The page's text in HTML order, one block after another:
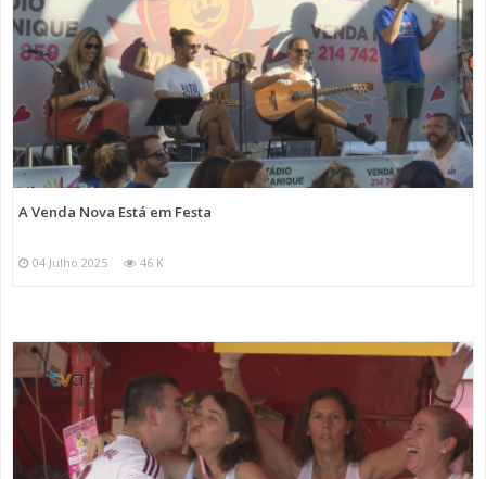
A Venda Nova Está em Festa
04 Julho 2025 46 K